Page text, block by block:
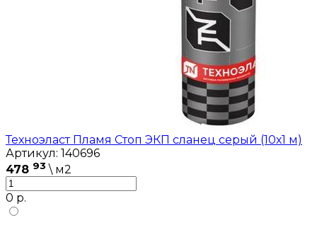
Техноэласт Пламя Стоп ЭКП сланец серый (10х1 м)
Артикул: 140696
478 93 \ м2
0 р.